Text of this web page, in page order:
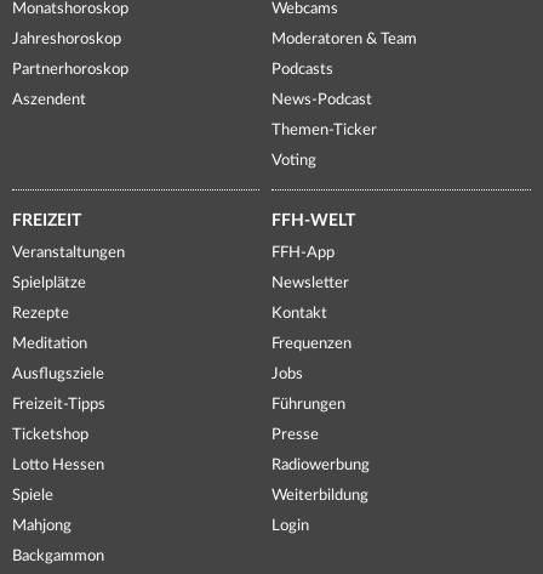
Monatshoroskop
Jahreshoroskop
Partnerhoroskop
Aszendent
Webcams
Moderatoren & Team
Podcasts
News-Podcast
Themen-Ticker
Voting
FREIZEIT
Veranstaltungen
Spielplätze
Rezepte
Meditation
Ausflugsziele
Freizeit-Tipps
Ticketshop
Lotto Hessen
Spiele
Mahjong
Backgammon
FFH-WELT
FFH-App
Newsletter
Kontakt
Frequenzen
Jobs
Führungen
Presse
Radiowerbung
Weiterbildung
Login